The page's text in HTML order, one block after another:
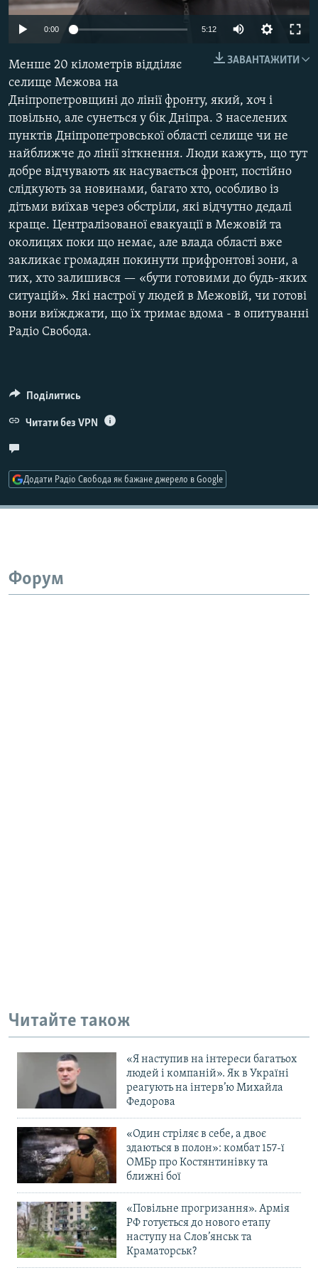
КИТАЙ.ВИКЛИКИ
МУЛЬТИМЕДІА
ФОТО
СПЕЦПРОЄКТИ
ПОДКАСТИ
КРИМ РЕАЛІЇ
РУС
УКР
КТАТ
ДОЛУЧАЙСЯ!
Auto 240p 480p
0:00 5:12
480p
1080p
ЗАВАНТАЖИТИ
Менше 20 кілометрів відділяє
селище Межова на
Дніпропетровщині до лінії фронту, який, хоч і
повільно, але сунеться у бік Дніпра. З населених
пунктів Дніпропетровської області селище чи не
найближче до лінії зіткнення. Люди кажуть, що тут
добре відчувають як насувається фронт, постійно
слідкують за новинами, багато хто, особливо із
дітьми виїхав через обстріли, які відчутно дедалі
краще. Централізованої евакуації в Межовій та
околицях поки що немає, але влада області вже
закликає громадян покинути прифронтові зони, а
тих, хто залишився — «бути готовими до будь-яких
ситуацій». Які настрої у людей в Межовій, чи готові
вони виїжджати, що їх тримає вдома - в опитуванні
Радіо Свобода.
Поділитись
Читати без VPN
Додати Радіо Свобода як бажане джерело в Google
Форум
Читайте також
«Я наступив на інтереси багатьох
людей і компаній». Як в Україні
реагують на інтерв’ю Михайла
Федорова
«Один стріляє в себе, а двоє
здаються в полон»: комбат 157-ї
ОМБр про Костянтинівку та
ближні бої
«Повільне прогризання». Армія
РФ готується до нового етапу
наступу на Слов’янськ та
Краматорськ?